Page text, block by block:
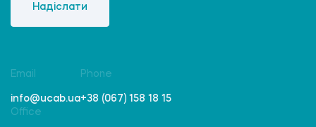
Надіслати
Email
info@ucab.ua
Phone
+38 (067) 158 18 15
Office